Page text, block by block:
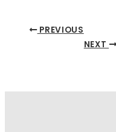
PREVIOUS
NEXT